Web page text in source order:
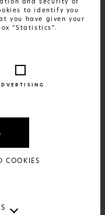
and security of
to identify you
you have given your
“Statistics”.
COOKIES
εάν
ευθύνη.
email στη
Ή εάν